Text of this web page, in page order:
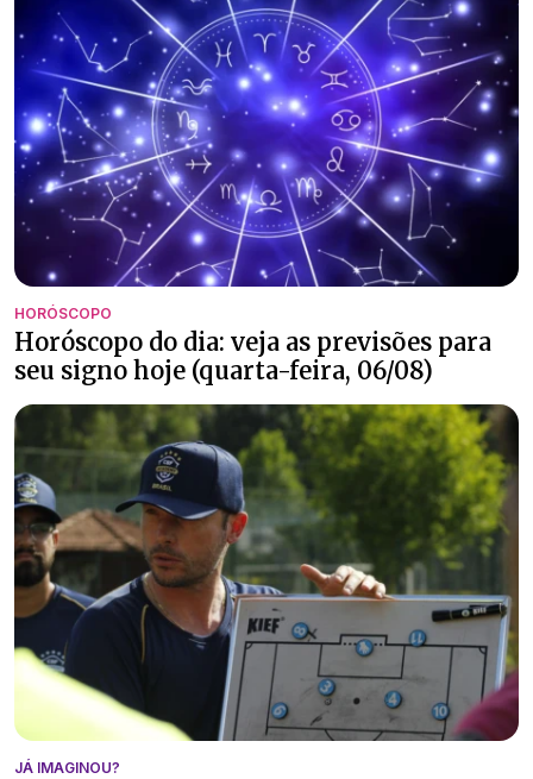
HORÓSCOPO
Horóscopo do dia: veja as previsões para
seu signo hoje (quarta-feira, 06/08)
JÁ IMAGINOU?